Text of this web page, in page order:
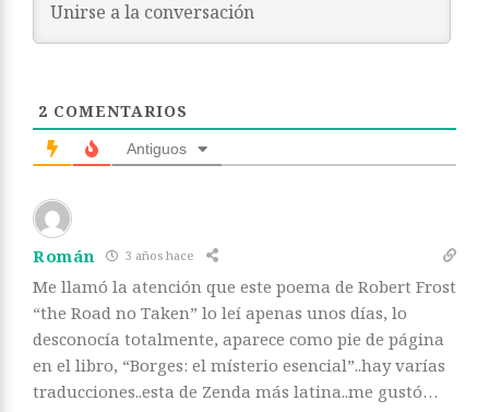
2 COMENTARIOS
Antiguos
Román 3 años hace
Me llamó la atención que este poema de Robert Frost
“the Road no Taken” lo leí apenas unos días, lo
desconocía totalmente, aparece como pie de página
en el libro, “Borges: el místerio esencial”..hay varías
traducciones..esta de Zenda más latina..me gustó…